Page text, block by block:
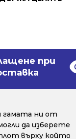
при
гамата ни от
да изберете
върху който